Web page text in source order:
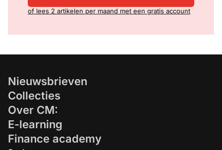
of lees 2 artikelen per maand met een gratis account
Nieuwsbrieven
Collecties
Over CM:
E-learning
Finance academy